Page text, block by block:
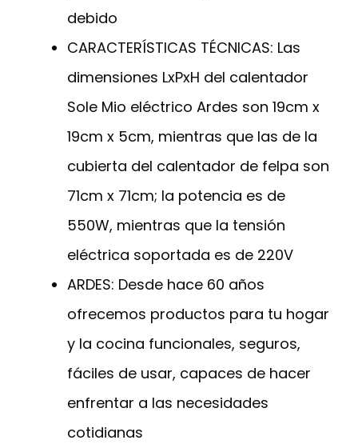
debido
CARACTERÍSTICAS TÉCNICAS: Las
dimensiones LxPxH del calentador
Sole Mio eléctrico Ardes son 19cm x
19cm x 5cm, mientras que las de la
cubierta del calentador de felpa son
71cm x 71cm; la potencia es de
550W, mientras que la tensión
eléctrica soportada es de 220V
ARDES: Desde hace 60 años
ofrecemos productos para tu hogar
y la cocina funcionales, seguros,
fáciles de usar, capaces de hacer
enfrentar a las necesidades
cotidianas